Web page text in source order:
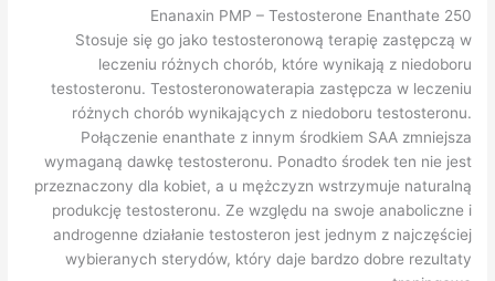
Enanaxin PMP – Testosterone Enanthate 250
Stosuje się go jako testosteronową terapię zastępczą w
leczeniu różnych chorób, które wynikają z niedoboru
testosteronu. Testosteronowaterapia zastępcza w leczeniu
różnych chorób wynikających z niedoboru testosteronu.
Połączenie enanthate z innym środkiem SAA zmniejsza
wymaganą dawkę testosteronu. Ponadto środek ten nie jest
przeznaczony dla kobiet, a u mężczyzn wstrzymuje naturalną
produkcję testosteronu. Ze względu na swoje anaboliczne i
androgenne działanie testosteron jest jednym z najczęściej
wybieranych sterydów, który daje bardzo dobre rezultaty